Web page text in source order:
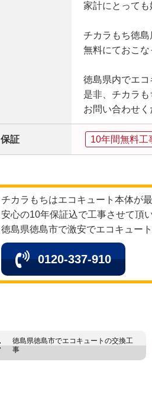
家計にとっても
チカラもち徳
無料にておこな
徳島県内でエコ
是非、チカラ
お問い合わせく
保証 10年間無料工
チカラもちはエコキュート本体が
安心の10年保証込で工事させて頂
徳島県徳島市で激安でエコキュー
0120-337-910
徳島県徳島市でエコキュートの交換工
事